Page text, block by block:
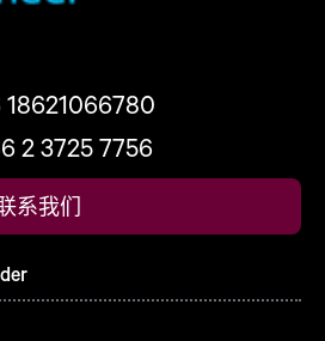
3725 7756
系我们